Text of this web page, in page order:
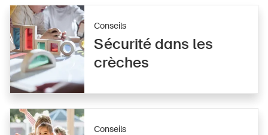
Conseils
Sécurité dans les
crèches
Conseils